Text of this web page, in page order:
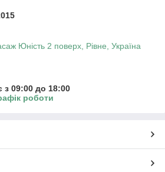
Юність 2 поверх, Рівне, Україна
з 09:00 до 18:00
роботи